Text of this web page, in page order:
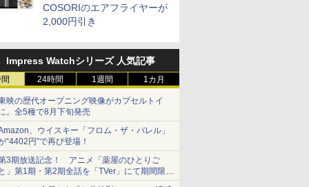
COSORIのエアフライヤーが
2,000円引き
Impress Watchシリーズ 人気記事
24時間 1週間 1カ月
映の歴代オープニング映像がカプセルトイ
。全5種で8月下旬発売
、ウイスキー「フロム・ザ・バレル」
“4402円”で再び登場！
3期放送記念！ アニメ「薬屋のひとりご
」第1期・第2期全話を「TVer」にて期間限定
順次無料配信開始